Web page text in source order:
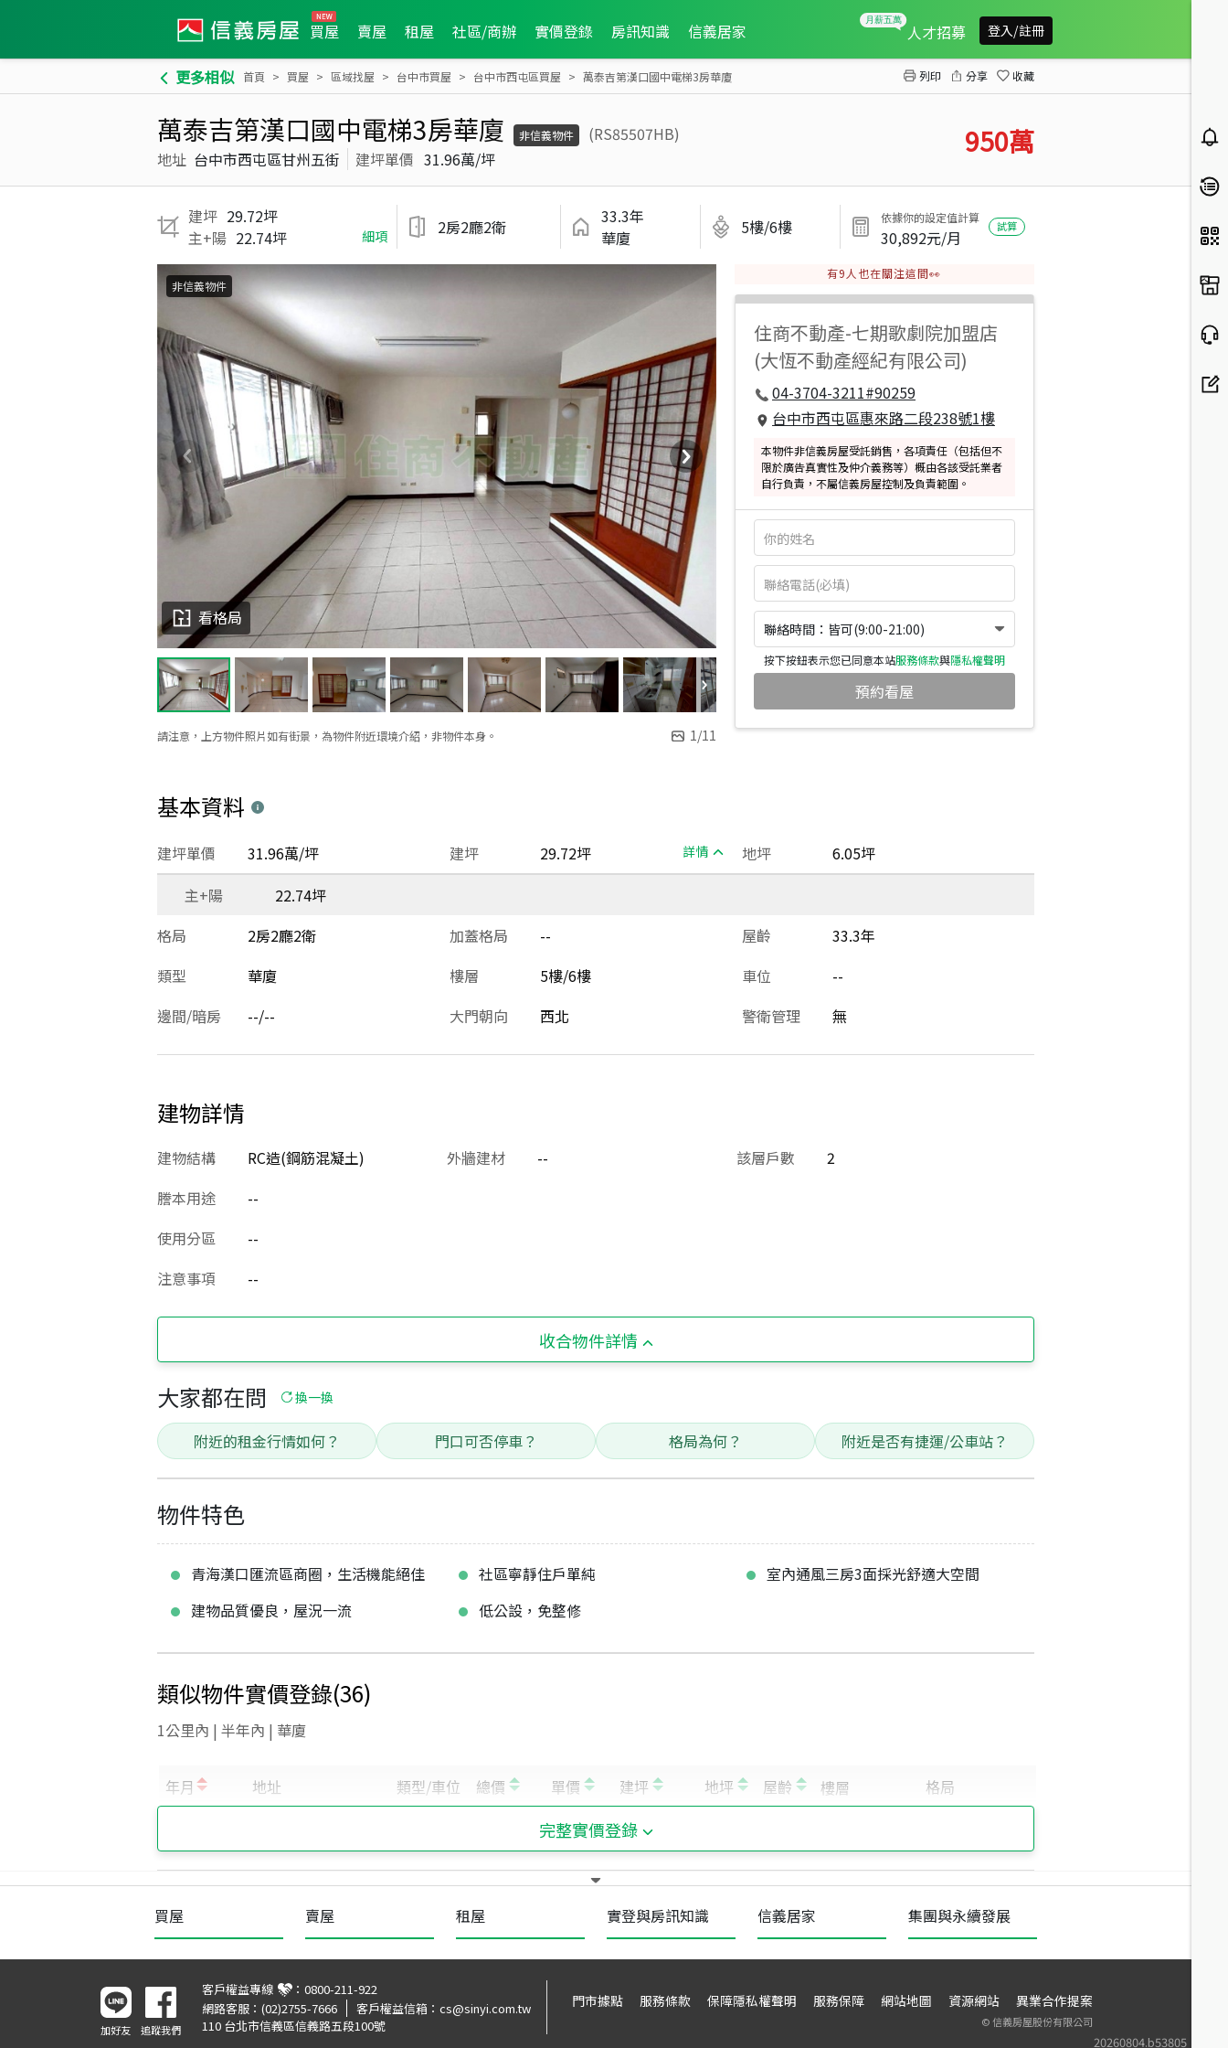
買屋 賣屋 租屋 社區/商辦 實價登錄 房訊知識 信義居家 人才招募 登入/註冊
更多相似 首頁 買屋 區域找屋 台中市買屋 台中市西屯區買屋 萬泰吉第漢口國中電梯3房華廈 列印 分享 收藏
萬泰吉第漢口國中電梯3房華廈 非信義物件
(RS85507HB)
地址 台中市西屯區甘州五街 建坪單價 31.96萬/坪 950萬
建坪 29.72坪
主+陽 22.74坪 細項 2房2廳2衛
33.3年
華廈
5樓/6樓 依據你的設定值計算
30,892元/月
試算
請注意，上方物件照片如有街景，為物件附近環境介紹，非物件本身。 1/11
看格局
非信義物件
有9 人也在關注這間👀
住商不動產-七期歌劇院加盟店
(大恆不動產經紀有限公司)
04-3704-3211#90259
台中市西屯區惠來路二段238號1樓
本物件非信義房屋受託銷售，各項責任（包括但不
限於廣告真實性及仲介義務等）概由各該受託業者
自行負責，不屬信義房屋控制及負責範圍。
聯絡時間：皆可(9:00-21:00)
按下按鈕表示您已同意本站服務條款與隱私權聲明
預約看屋
基本資料
建坪 29.72坪 詳情
建坪單價 31.96萬/坪 地坪
6.05坪
主+陽
22.74坪
格局
2房2廳2衛 加蓋格局 -- 屋齡
33.3年
類型
華廈 樓層 5樓/6樓 車位
--
邊間/暗房
--/-- 大門朝向 西北 警衛管理 無
建物詳情
建物結構 RC造(鋼筋混凝土) 外牆建材 -- 該層戶數
2
謄本用途
--
使用分區
--
注意事項
--
收合物件詳情
大家都在問 換一換
附近的租金行情如何？ 門口可否停車？ 格局為何？ 附近是否有捷運/公車站？
物件特色
青海漢口匯流區商圈，生活機能絕佳 社區寧靜住戶單純
室內通風三房3面採光舒適大空間
建物品質優良，屋況一流
低公設，免整修
類似物件實價登錄(36)
1公里內 | 半年內 | 華廈
完整實價登錄
買屋 賣屋 租屋 實登與房訊知識 信義居家 集團與永續發展
20260804.b53805
加好友 追蹤我們
客戶權益專線 ： 0800-211-922
網路客服： (02)2755-7666 客戶權益信箱： cs@sinyi.com.tw
110 台北市信義區信義路五段100號
門市據點 服務條款 保障隱私權聲明 服務保障 網站地圖 資源網站 異業合作提案
©信義房屋股份有限公司